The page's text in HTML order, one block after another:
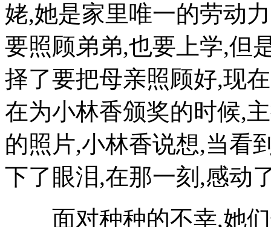
姥,她是家里唯一的劳动
要照顾弟弟,也要上学,但
择了要把母亲照顾好,现
在为小林香颁奖的时候,
的照片,小林香说想,当看
下了眼泪,在那一刻,感动
面对种种的不幸,她们